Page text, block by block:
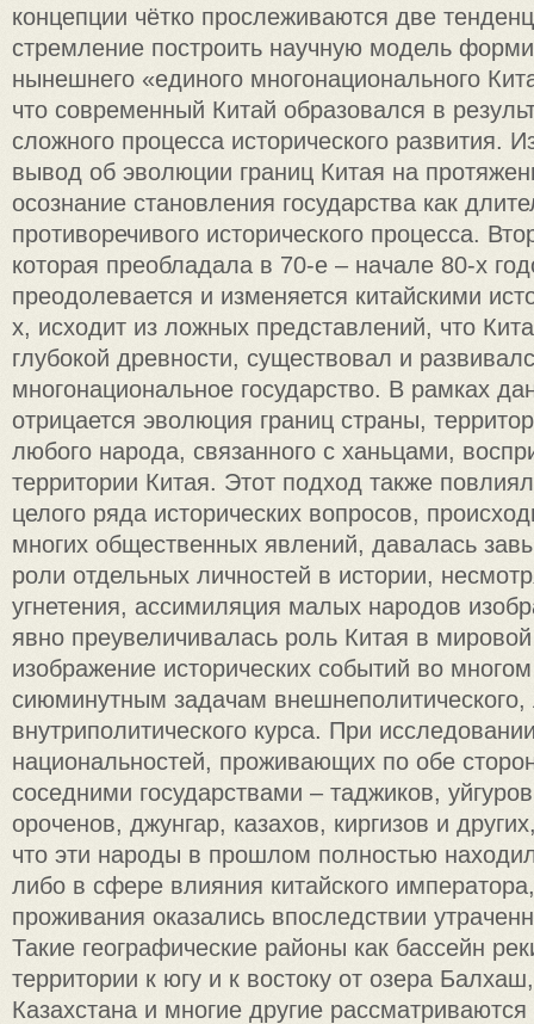
концепции чётко прослеживаются две
стремление построить научную модель
нынешнего «единого многонационального
что современный Китай образовался в
сложного процесса исторического развития.
вывод об эволюции границ Китая на
осознание становления государства как
противоречивого исторического процесса.
которая преобладала в 70-е – начале 80-х
преодолевается и изменяется китайскими
х, исходит из ложных представлений, что
глубокой древности, существовал и
многонациональное государство. В рамках
отрицается эволюция границ страны,
любого народа, связанного с ханьцами,
территории Китая. Этот подход также
целого ряда исторических вопросов,
многих общественных явлений, давалась
роли отдельных личностей в истории,
угнетения, ассимиляция малых народов
явно преувеличивалась роль Китая в
изображение исторических событий во
сиюминутным задачам внешнеполитического,
внутриполитического курса. При
национальностей, проживающих по обе
соседними государствами – таджиков,
ороченов, джунгар, казахов, киргизов и
что эти народы в прошлом полностью
либо в сфере влияния китайского
проживания оказались впоследствии
Такие географические районы как бассейн
территории к югу и к востоку от озера
Казахстана и многие другие рассматриваются